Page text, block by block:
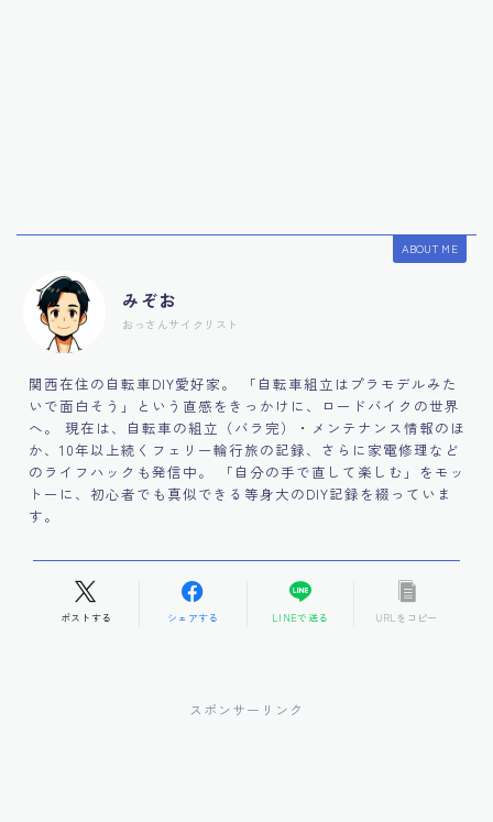
ABOUT ME
みぞお
おっさんサイクリスト
関西在住の自転車DIY愛好家。 「自転車組立はプラモデルみた
いで面白そう」という直感をきっかけに、ロードバイクの世界
へ。 現在は、自転車の組立（バラ完）・メンテナンス情報のほ
か、10年以上続くフェリー輪行旅の記録、さらに家電修理など
のライフハックも発信中。 「自分の手で直して楽しむ」をモッ
トーに、初心者でも真似できる等身大のDIY記録を綴っていま
す。
ポストする シェアする LINEで送る URLをコピー
スポンサーリンク